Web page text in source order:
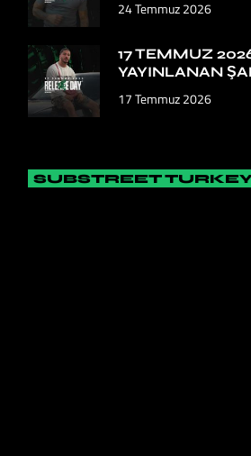
24 Temmuz 2026
17 TEMMUZ
YAYINLANAN
17 Temmuz 2026
SUBSTREET